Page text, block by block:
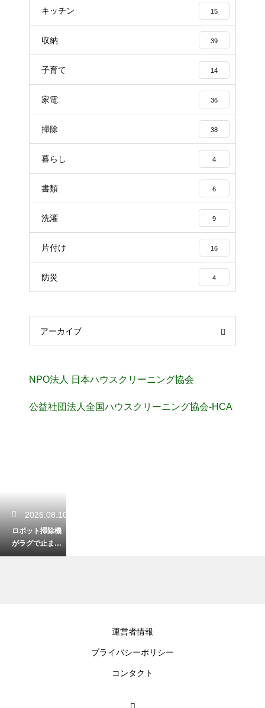
キッチン 15
収納 39
子育て 14
家電 36
掃除 38
暮らし 4
書類 6
洗濯 9
片付け 16
防災 4
アーカイブ
NPO法人 日本ハウスクリーニング協会
公益社団法人全国ハウスクリーニング協会-HCA
2026.08.10
ロボット掃除機
がラグで止ま
る？スムーズに
運営者情報
プライバシーポリシー
コンタクト